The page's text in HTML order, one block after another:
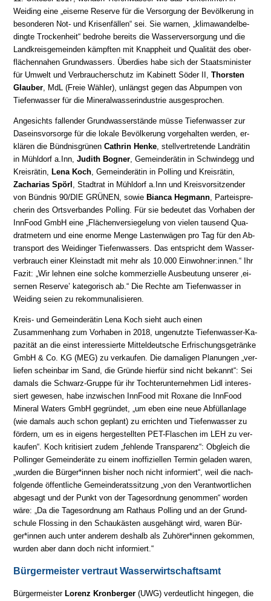
Weiding ei­ne „ei­ser­ne Re­ser­ve für die Ver­sor­gung der Be­völ­ke­rung in
be­son­de­ren Not- und Kri­sen­fäl­len“ sei. Sie war­nen, „klima­wandel­be­
ding­te Trocken­heit“ be­dro­he bereits die Wasser­ver­sor­gung und die
Land­kreis­ge­mein­den kämpf­ten mit Knapp­heit und Qua­li­tät des ober­
flä­chen­na­hen Grund­wassers. Über­dies habe sich der Staats­mi­nis­ter
für Umwelt und Ver­brau­cher­schutz im Ka­bi­nett Söder II,Thorsten
Glauber, MdL (Freie Wähler), un­längst ge­gen das Ab­pum­pen von
Tiefen­wasser für die Mineral­wasser­in­dus­trie ausgesprochen.
Angesichts fallender Grundwasserstände müsse Tiefenwasser zur
Daseinsvorsorge für die lokale Be­völ­ke­rung vor­ge­hal­ten wer­den, er­
klä­ren die Bünd­nis­grü­nenCathrin Henke, stell­ver­tre­ten­de Land­rätin
in Mühldorf a.Inn,Judith Bogner, Ge­mein­de­rä­tin in Schwindegg und
Kreis­rätin, Lena Koch, Ge­mein­de­rä­tin in Polling und Kreis­rä­tin,
Zacharias Spörl , Stadt­rat in Mühldorf a.Inn und Kreis­vor­sit­zen­der
von Bündnis 90/DIE GRÜNEN, so­wie Bianca Hegmann, Par­tei­spre­
che­rin des Orts­ver­ban­des Polling. Für sie be­deu­tet das Vor­ha­ben der
InnFood GmbH ei­ne „Flä­chen­ver­sie­ge­lung von vie­len tau­send Qua­
drat­me­tern und ei­ne enor­me Menge Las­ten­wä­gen pro Tag für den Ab­
trans­port des Weidinger Tiefen­wassers. Das ent­spricht dem Wasser­
ver­brauch einer Klein­stadt mit mehr als 10.000 Ein­woh­ner:in­nen.“ Ihr
Fazit: „Wir leh­nen eine sol­che kom­mer­ziel­le Aus­beu­tung un­se­rer ‚ei­
ser­nen Re­ser­ve’ ka­te­go­risch ab.“ Die Rechte am Tiefen­wasser in
Weiding seien zu rekommunalisieren.
Kreis- und Gemeinderätin Lena Koch sieht auch einen
Zusammenhang zum Vorhaben in 2018, un­ge­nutz­te Tiefen­wasser-Ka­
pa­zi­tät an die einst in­ter­es­sier­te Mit­tel­deut­sche Er­fri­schungs­ge­trän­ke
GmbH & Co. KG (MEG) zu ver­kau­fen. Die da­ma­li­gen Pla­nun­gen „ver­
lie­fen schein­bar im Sand, die Grün­de hier­für sind nicht be­kannt“: Sei
damals die Schwarz-Gruppe für ihr Toch­ter­un­ter­neh­men Lidl in­ter­es­
siert ge­we­sen, ha­be in­zwi­schen InnFood mit Roxane die InnFood
Mineral Waters GmbH ge­grün­det, „um eben eine neue Ab­füll­an­la­ge
(wie da­mals auch schon ge­plant) zu er­rich­ten und Tie­fen­was­ser zu
för­dern, um es in ei­gens her­ge­stell­ten PET-Fla­schen im LEH zu ver­
kau­fen“. Koch kri­ti­siert zu­dem „feh­len­de Trans­pa­renz“: Ob­gleich die
Pollinger Ge­mein­de­rä­te zu ei­nem in­of­fi­ziel­len Ter­min ge­la­den wa­ren,
„wur­den die Bür­ger*in­nen bis­her noch nicht in­for­miert“, weil die nach­
fol­gen­de öf­fent­li­che Ge­mein­de­rats­sit­zung „von den Ver­ant­wort­li­chen
ab­ge­sagt und der Punkt von der Ta­ges­ord­nung ge­nom­men“ wor­den
wäre: „Da die Ta­ges­ord­nung am Rathaus Polling und an der Grund­
schule Flossing in den Schau­käs­ten aus­ge­hängt wird, wa­ren Bür­
ger*in­nen auch un­ter an­de­rem des­halb als Zu­hö­rer*in­nen ge­kom­men,
wur­den aber dann doch nicht in­for­miert.“
Bürgermeister vertraut Wasserwirtschaftsamt
Bürgermeister Lorenz Kronberger (UWG) verdeutlicht hingegen, die